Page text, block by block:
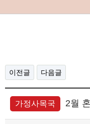
이전글 다음글
가정사목국 2월